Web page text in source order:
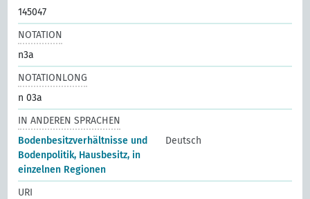
145047
NOTATION
n3a
NOTATIONLONG
n 03a
IN ANDEREN SPRACHEN
Bodenbesitzverhältnisse und
Bodenpolitik, Hausbesitz, in
einzelnen Regionen
Deutsch
URI